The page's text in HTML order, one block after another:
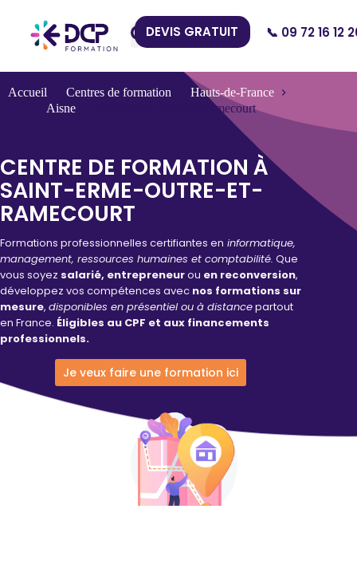
DEVIS GRATUIT 📞 09 72 16 12
Accueil Centres de formation
Hauts-de-France
Aisne
Saint-Erme-Outre-et-Ramecourt
CENTRE DE FORMATION À
SAINT-ERME-OUTRE-ET-
RAMECOURT
Formations professionnelles certifiantes en informatique,
management, ressources humaines et comptabilité. Que
vous soyez salarié, entrepreneurou en reconversion,
développez vos compétences avec nos formations sur
mesure, disponibles en présentiel ou à distancepartout
en France. Éligibles au CPF et aux financements
professionnels.
Je veux faire une formation ici